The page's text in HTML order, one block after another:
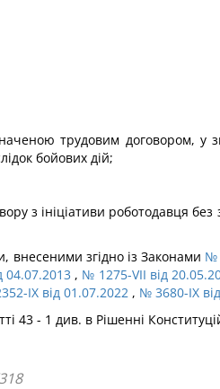
трудовим договором, у
бойових дій;
з ініціативи роботодавця
внесеними згідно із Законами №
04.07.2013 , № 1275-VII від
IX від 01.07.2022 , № 3680-IX
43 - 1 див. в Рішенні